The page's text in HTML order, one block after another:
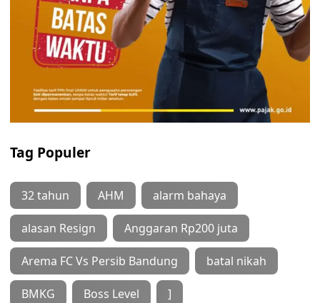
Tag Populer
32 tahun AHM alarm bahaya
alasan Resign Anggaran Rp200 juta
Arema FC Vs Persib Bandung batal nikah
BMKG Boss Level ]